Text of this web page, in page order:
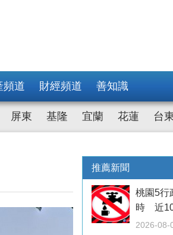
頻道 財經頻道 善知識
屏東 基隆 宜蘭 花蓮 台
推薦新聞
桃園5行
時 近
2026-08-